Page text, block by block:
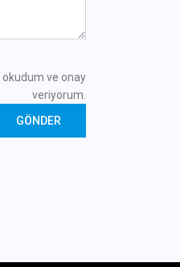
okudum ve onay
veriyorum.
GÖNDER